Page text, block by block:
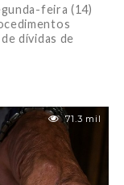
feira (14)
dívidas de
71.3 mil